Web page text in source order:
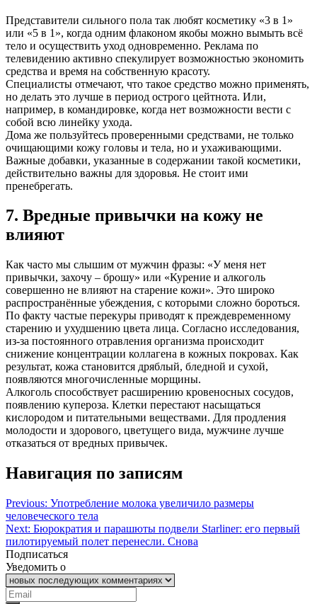
Представители сильного пола так любят косметику «3 в 1»
или «5 в 1», когда одним флаконом якобы можно вымыть всё
тело и осуществить уход одновременно. Реклама по
телевидению активно спекулирует возможностью экономить
средства и время на собственную красоту.
Специалисты отмечают, что такое средство можно применять,
но делать это лучше в период острого цейтнота. Или,
например, в командировке, когда нет возможности вести с
собой всю линейку ухода.
Дома же пользуйтесь проверенными средствами, не только
очищающими кожу головы и тела, но и ухаживающими.
Важные добавки, указанные в содержании такой косметики,
действительно важны для здоровья. Не стоит ими
пренебрегать.
7. Вредные привычки на кожу не
влияют
Как часто мы слышим от мужчин фразы: «У меня нет
привычки, захочу – брошу» или «Курение и алкоголь
совершенно не влияют на старение кожи». Это широко
распространённые убеждения, с которыми сложно бороться.
По факту частые перекуры приводят к преждевременному
старению и ухудшению цвета лица. Согласно исследования,
из-за постоянного отравления организма происходит
снижение концентрации коллагена в кожных покровах. Как
результат, кожа становится дряблый, бледной и сухой,
появляются многочисленные морщины.
Алкоголь способствует расширению кровеносных сосудов,
появлению купероза. Клетки перестают насыщаться
кислородом и питательными веществами. Для продления
молодости и здорового, цветущего вида, мужчине лучше
отказаться от вредных привычек.
Навигация по записям
Previous: Употребление молока увеличило размеры
человеческого тела
Next: Бюрократия и парашюты подвели Starliner: его первый
пилотируемый полет перенесли. Снова
Подписаться
Уведомить о